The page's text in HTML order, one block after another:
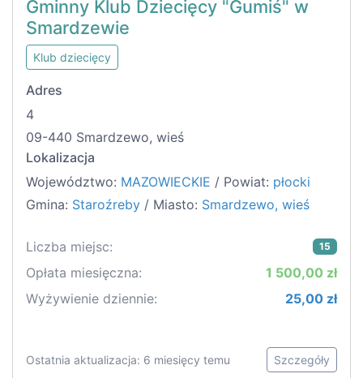
Gminny Klub Dziecięcy "Gumiś" w
Smardzewie
Klub dziecięcy
Adres
4
09-440 Smardzewo, wieś
Lokalizacja
Województwo: MAZOWIECKIE / Powiat: płocki
Gmina: Staroźreby / Miasto: Smardzewo, wieś
Liczba miejsc: 15
Opłata miesięczna:
1 500,00 zł
Wyżywienie dziennie:
25,00 zł
Ostatnia aktualizacja: 6 miesięcy temu Szczegóły